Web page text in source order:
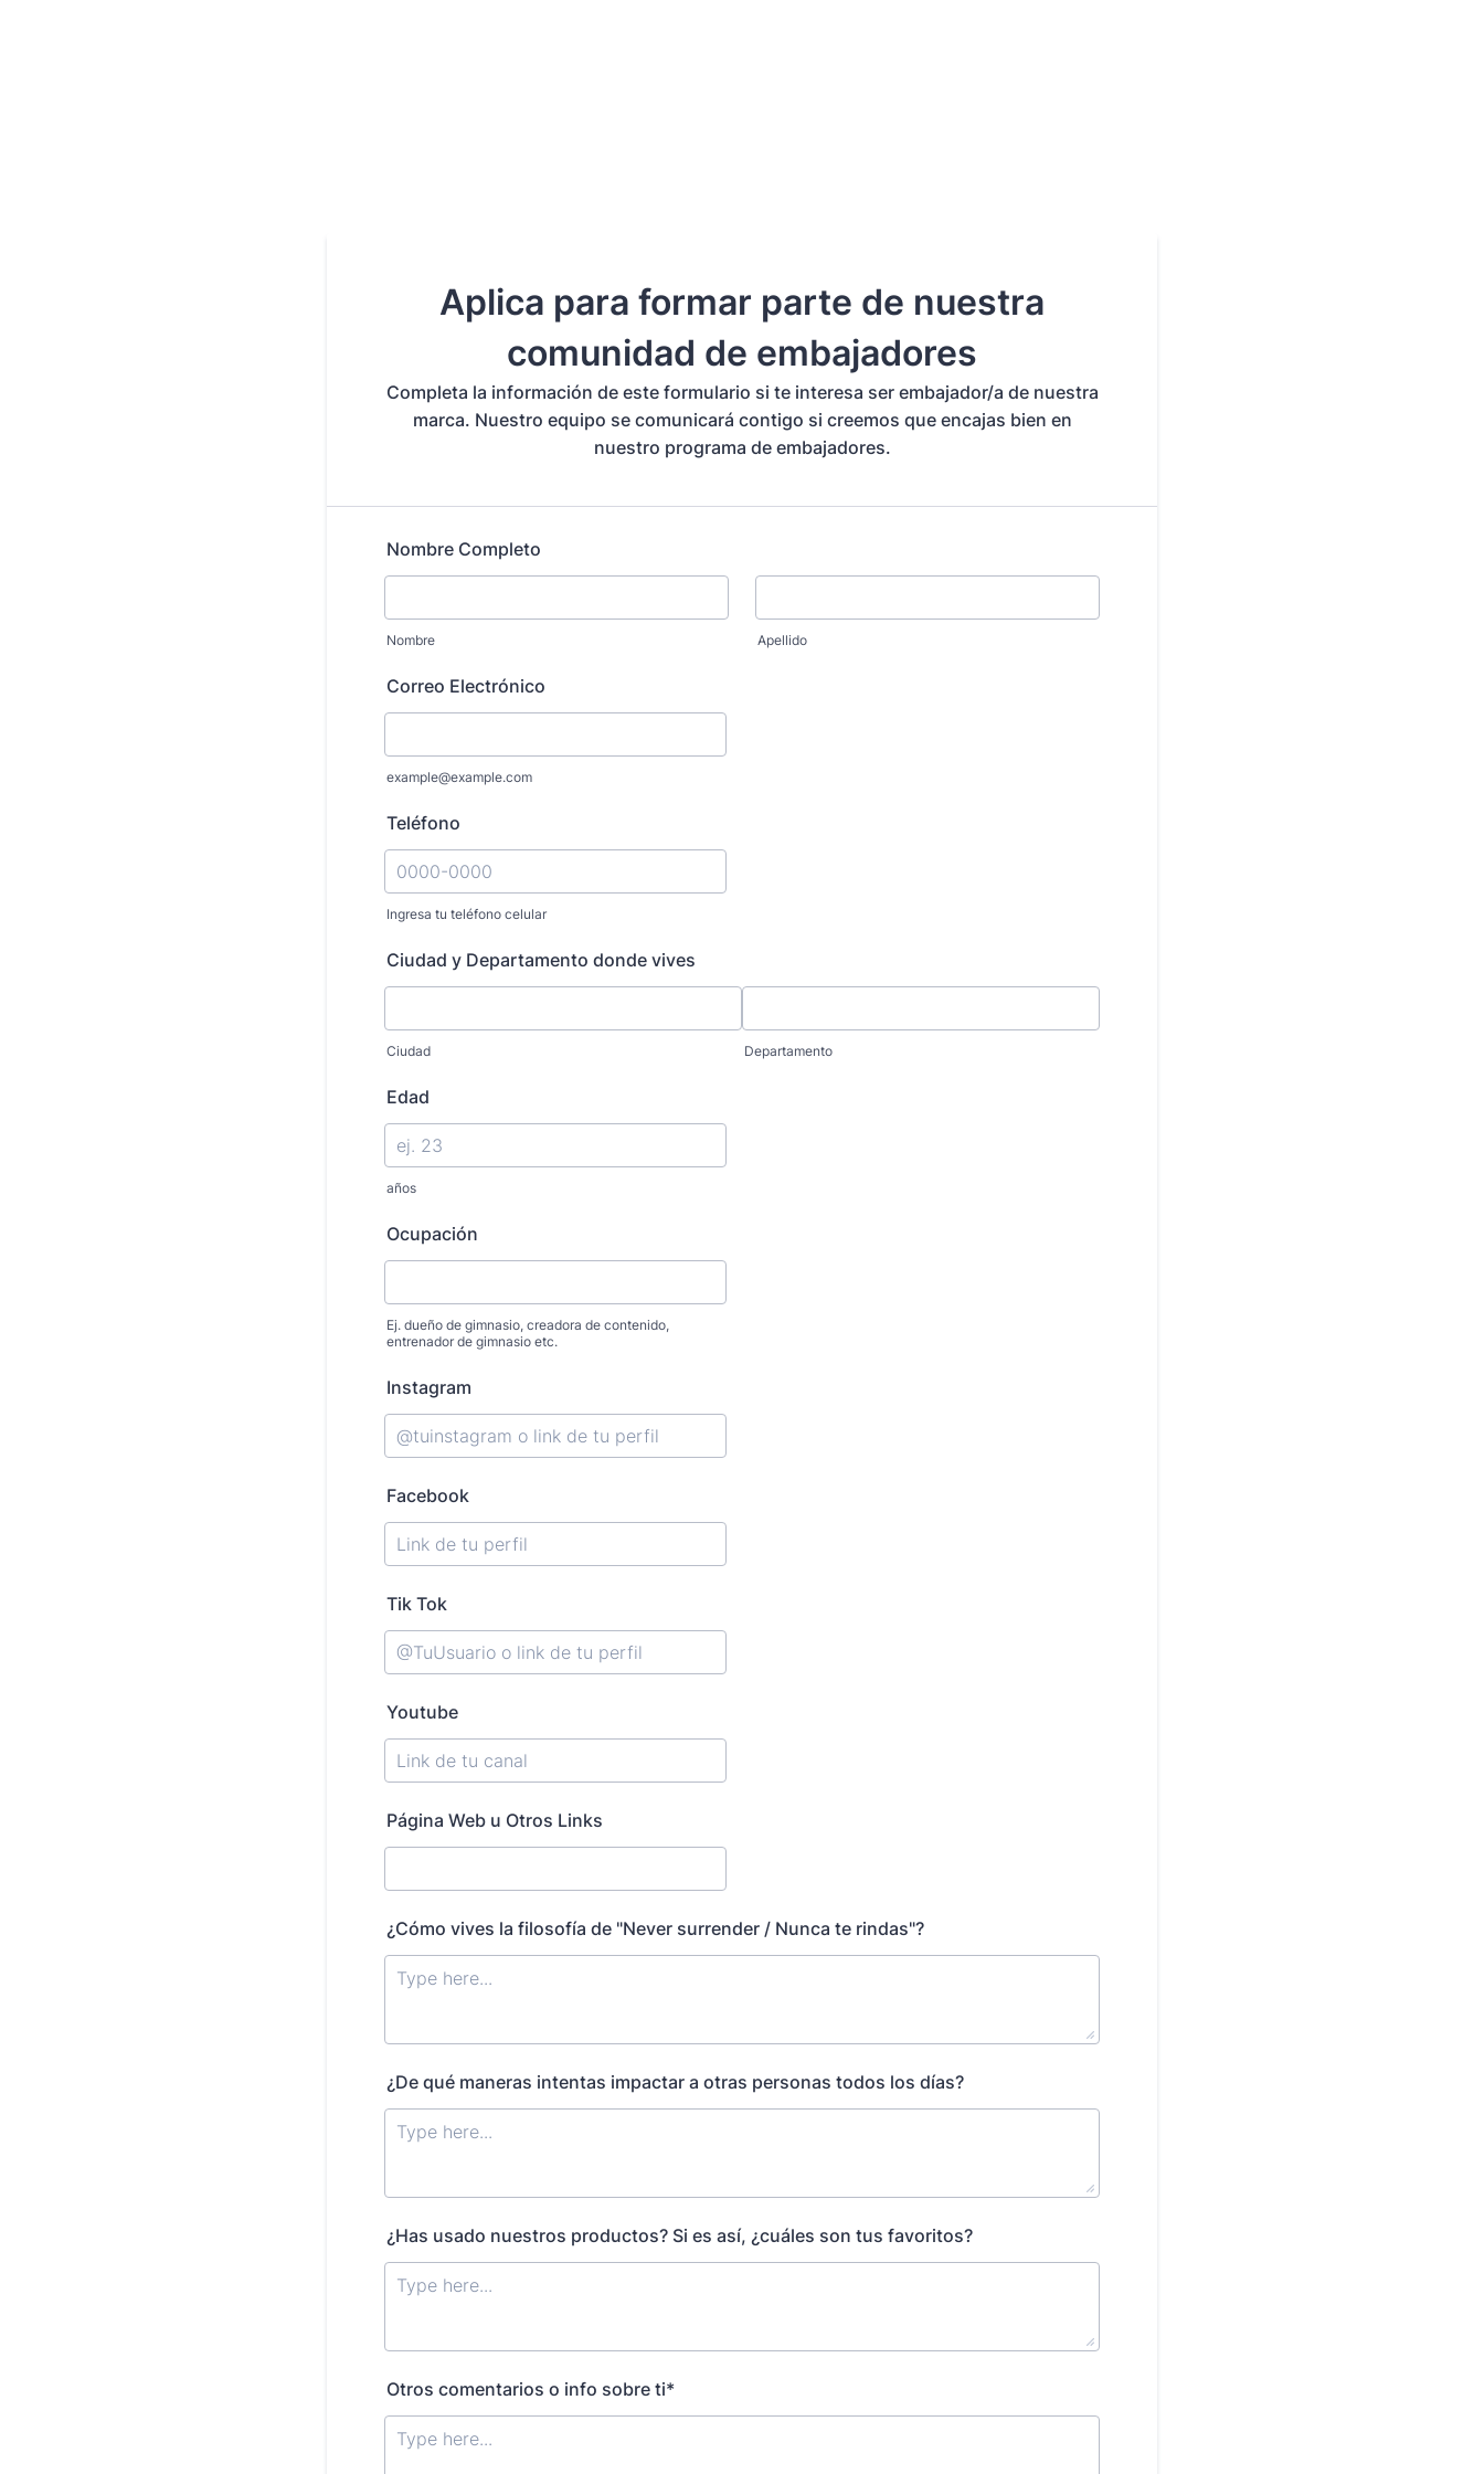
Aplica para formar parte de nuestra
comunidad de embajadores
Completa la información de este formulario si te interesa ser embajador/a de nuestra
marca. Nuestro equipo se comunicará contigo si creemos que encajas bien en
nuestro programa de embajadores.
Nombre Completo
Nombre Apellido
Correo Electrónico
example@example.com
Teléfono
Ingresa tu teléfono celular
Ciudad y Departamento donde vives
Ciudad Departamento
Edad
años
Ocupación
Ej. dueño de gimnasio, creadora de contenido,
entrenador de gimnasio etc.
Instagram
Facebook
Tik Tok
Youtube
Página Web u Otros Links
¿Cómo vives la filosofía de "Never surrender / Nunca te rindas"?
¿De qué maneras intentas impactar a otras personas todos los días?
¿Has usado nuestros productos? Si es así, ¿cuáles son tus favoritos?
Otros comentarios o info sobre ti*